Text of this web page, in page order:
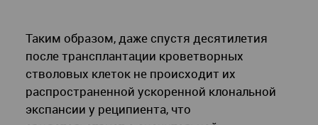
Таким образом, даже спустя десятилетия
после трансплантации кроветворных
стволовых клеток не происходит их
распространенной ускоренной клональной
экспансии у реципиента, что